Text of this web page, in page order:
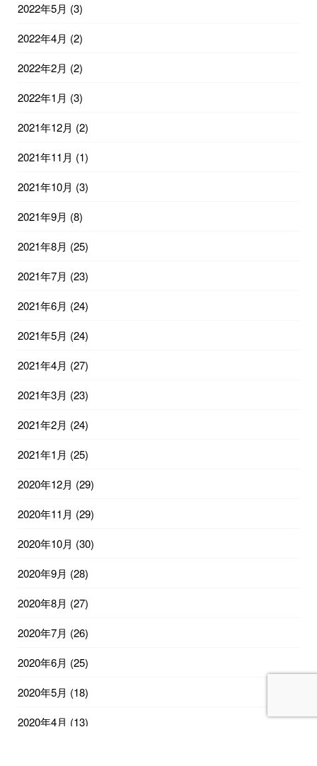
2022年5月 (3)
2022年4月 (2)
2022年2月 (2)
2022年1月 (3)
2021年12月 (2)
2021年11月 (1)
2021年10月 (3)
2021年9月 (8)
2021年8月 (25)
2021年7月 (23)
2021年6月 (24)
2021年5月 (24)
2021年4月 (27)
2021年3月 (23)
2021年2月 (24)
2021年1月 (25)
2020年12月 (29)
2020年11月 (29)
2020年10月 (30)
2020年9月 (28)
2020年8月 (27)
2020年7月 (26)
2020年6月 (25)
2020年5月 (18)
2020年4月 (13)